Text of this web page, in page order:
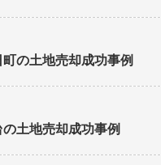
の土地売却成功事例
の土地売却成功事例